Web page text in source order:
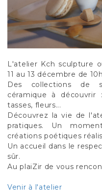
L'atelier Kch sculpture
11 au 13 décembre de
Des collections de
céramique à découvrir
tasses, fleurs...
Découvrez la vie de
pratiques. Un
créations poétiques
Un accueil dans le
sûr.
Au plaiZir de vous
Venir à l'atelier